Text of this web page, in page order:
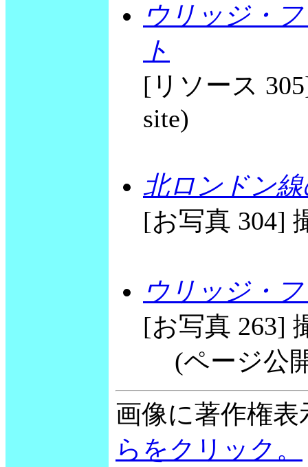
ウリッジ・
ト
[リソース
site)
北ロンドン線
[お写真 304]
ウリッジ・
[お写真 263]
(ページ公
画像に著作権
らをクリック。